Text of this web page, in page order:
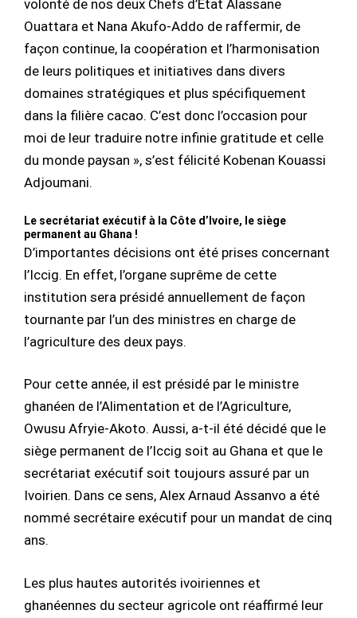
volonté de nos deux Chefs d’État Alassane
Ouattara et Nana Akufo-Addo de raffermir, de
façon continue, la coopération et l’harmonisation
de leurs politiques et initiatives dans divers
domaines stratégiques et plus spécifiquement
dans la filière cacao. C’est donc l’occasion pour
moi de leur traduire notre infinie gratitude et celle
du monde paysan », s’est félicité Kobenan Kouassi
Adjoumani.
Le secrétariat exécutif à la Côte d’Ivoire, le siège
permanent au Ghana !
D’importantes décisions ont été prises concernant
l’Iccig. En effet, l’organe suprême de cette
institution sera présidé annuellement de façon
tournante par l’un des ministres en charge de
l’agriculture des deux pays.
Pour cette année, il est présidé par le ministre
ghanéen de l’Alimentation et de l’Agriculture,
Owusu Afryie-Akoto. Aussi, a-t-il été décidé que le
siège permanent de l’Iccig soit au Ghana et que le
secrétariat exécutif soit toujours assuré par un
Ivoirien. Dans ce sens, Alex Arnaud Assanvo a été
nommé secrétaire exécutif pour un mandat de cinq
ans.
Les plus hautes autorités ivoiriennes et
ghanéennes du secteur agricole ont réaffirmé leur